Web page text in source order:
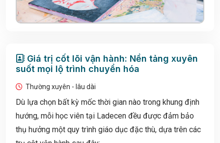
Giá trị cốt lõi vận hành: Nền tảng xuyên
suốt mọi lộ trình chuyển hóa
Thường xuyên - lâu dài
Dù lựa chọn bất kỳ mốc thời gian nào trong khung định
hướng, mỗi học viên tại Ladecen đều được đảm bảo
thụ hưởng một quy trình giáo dục đặc thù, dựa trên các